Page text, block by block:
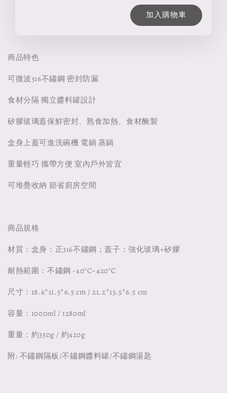
加入購物車
商品特色
可微波316不鏽鋼 密封防漏
食材分隔 獨立醬料罐設計
矽膠玻璃蓋保鮮密封、熟食加熱、食材醃製
盒身上蓋可進洗碗機 電鍋 蒸鍋
重量輕巧 攜帶方便 室內戶外皆宜
可堆疊收納 節省廚房空間
商品規格
材質：盒身：正316不鏽鋼；蓋子：強化玻璃+矽膠
耐熱範圍：不鏽鋼 -40°C~420°C
尺寸：18.6*11.5*6.5 cm / 21.2*13.5*6.5 cm
容量：1000ml / 1280ml
重量：約350g / 約420g
附: 不鏽鋼隔板/不鏽鋼醬料罐/不鏽鋼湯匙